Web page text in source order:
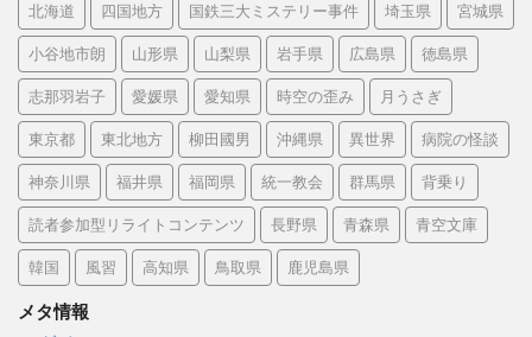
北海道 四国地方 国鉄三大ミステリー事件 埼玉県 宮城県
小谷地市朗 山形県 山梨県 岩手県 広島県 徳島県
志那羽岩子 愛媛県 愛知県 時空の歪み 月うさぎ
東京都 東北地方 柳田國男 沖縄県 異世界 病院の怪談
神奈川県 福井県 福岡県 統一教会 群馬県 背乗り
読者参加型リライトコンテンツ 長野県 青森県 青空文庫
韓国 風習 高知県 鳥取県 鹿児島県
メタ情報